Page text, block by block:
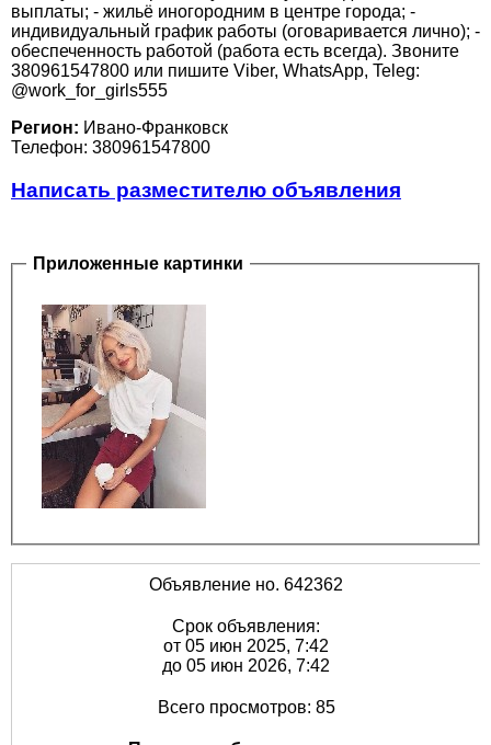
выплаты; - жильё иногородним в центре города; -
индивидуальный график работы (оговаривается лично); -
обеспеченность работой (работа есть всегда). Звоните
380961547800 или пишите Viber, WhatsApp, Teleg:
@work_for_girls555
Регион: Ивано-Франковск
Телефон: 380961547800
Написать разместителю объявления
Приложенные картинки
Объявление но. 642362
Срок объявления:
от 05 июн 2025, 7:42
до 05 июн 2026, 7:42
Всего просмотров: 85